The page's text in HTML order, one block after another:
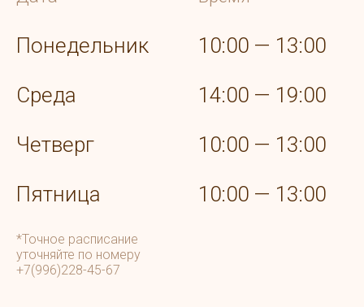
Понедельник 10:00 — 13:00
Среда 14:00 — 19:00
Четверг 10:00 — 13:00
Пятница 10:00 — 13:00
*Точное расписание
уточняйте по номеру
+7(996)228-45-67